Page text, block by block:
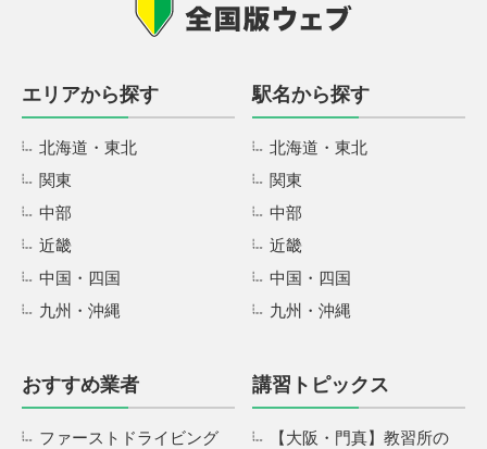
エリアから探す
北海道・東北
関東
中部
近畿
中国・四国
九州・沖縄
駅名から探す
北海道・東北
関東
中部
近畿
中国・四国
九州・沖縄
おすすめ業者
ファーストドライビング
講習トピックス
【大阪・門真】教習所の